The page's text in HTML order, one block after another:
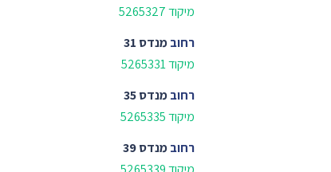
מיקוד 5265327
רחובמנדס 31
מיקוד 5265331
רחובמנדס 35
מיקוד 5265335
רחובמנדס 39